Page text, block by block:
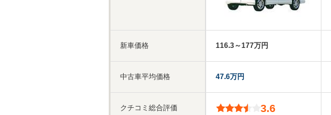
新車価格
中古車平均価格
クチコミ総合評価
116.3～177万円
47.6万円
3.6